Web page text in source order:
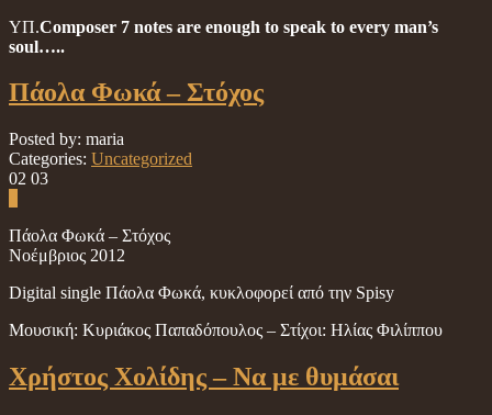
ΥΠ.Composer 7 notes are enough to speak to every man’s
soul…..
Πάολα Φωκά – Στόχος
Posted by: maria
Categories: Uncategorized
02 03
Πάολα Φωκά – Στόχος
Νοέμβριος 2012
Digital single Πάολα Φωκά, κυκλοφορεί από την Spisy
Μουσική: Κυριάκος Παπαδόπουλος – Στίχοι: Ηλίας Φιλίππου
Χρήστος Χολίδης – Να με θυμάσαι